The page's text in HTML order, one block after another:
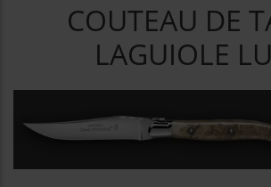
COUTEAU DE
LAGUIOLE